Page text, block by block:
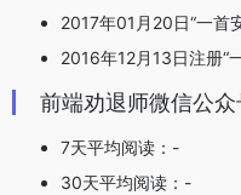
2017年01月20日“一首
2016年12月13日注册“
前端劝退师微信公众
7天平均阅读：-
30天平均阅读：-